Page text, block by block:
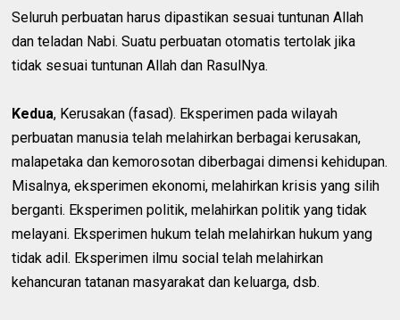
Seluruh perbuatan harus dipastikan sesuai tuntunan Allah
dan teladan Nabi. Suatu perbuatan otomatis tertolak jika
tidak sesuai tuntunan Allah dan RasulNya.
Kedua, Kerusakan (fasad). Eksperimen pada wilayah
perbuatan manusia telah melahirkan berbagai kerusakan,
malapetaka dan kemorosotan diberbagai dimensi kehidupan.
Misalnya, eksperimen ekonomi, melahirkan krisis yang silih
berganti. Eksperimen politik, melahirkan politik yang tidak
melayani. Eksperimen hukum telah melahirkan hukum yang
tidak adil. Eksperimen ilmu social telah melahirkan
kehancuran tatanan masyarakat dan keluarga, dsb.